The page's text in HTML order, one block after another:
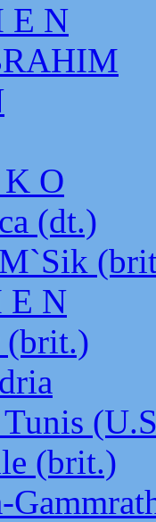
E N
O
(dt.)
E N
(brit.)
(brit.)